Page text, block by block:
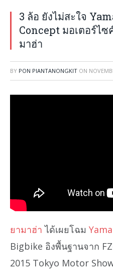
3 ล้อ ยังไม่สะใจ
Concept มอเตอร์ไซ
มาฮ่า
BY PON PIANTANONGKIT ON
ยามาฮ่า ได้เผยโฉม
Bigbike อิงพื้นฐานจาก
2015 Tokyo Motor